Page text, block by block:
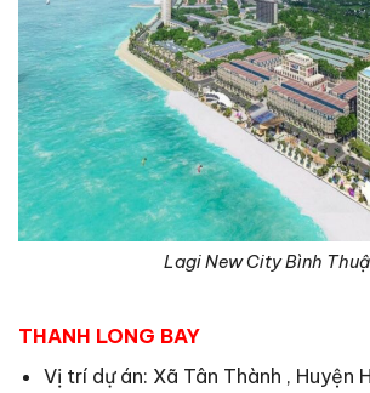
Lagi New City Bình
THANH LONG BAY
Vị trí dự án: Xã Tân Thành , Huyện